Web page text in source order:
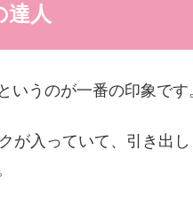
達人
うのが一番の印象です
が入っていて、引き出